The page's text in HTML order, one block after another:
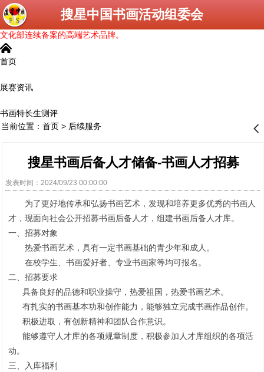
搜星中国书画活动组委会
文化部连续备案的高端艺术品牌。
󰄫
首页
展赛资讯
书画特长生测评
当前位置： 首页> 后续服务 󰊒
搜星书画后备人才储备-书画人才招募
发表时间：2024/09/23 00:00:00
为了更好地传承和弘扬书画艺术，发现和培养更多优秀的书画人
才，现面向社会公开招募书画后备人才，组建书画后备人才库。
一、招募对象
热爱书画艺术，具有一定书画基础的青少年和成人。
在校学生、书画爱好者、专业书画家等均可报名。
二、招募要求
具备良好的品德和职业操守，热爱祖国，热爱书画艺术。
有扎实的书画基本功和创作能力，能够独立完成书画作品创作。
积极进取，有创新精神和团队合作意识。
能够遵守人才库的各项规章制度，积极参加人才库组织的各项活
动。
三、入库福利